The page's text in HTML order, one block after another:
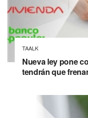
TAALK
Nueva ley pone
tendrán que